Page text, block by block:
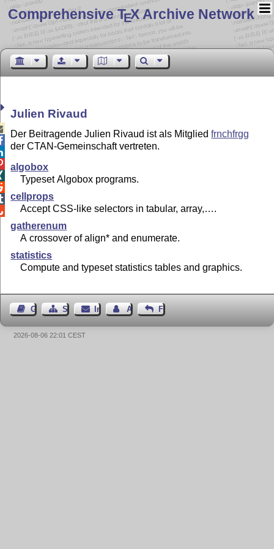
Comprehensive TEX Archive Network
Julien Rivaud
Der Beitragende Julien Rivaud ist als Mitgliedfrnchfrgg
der CTAN-Gemeinschaft vertreten.
algobox
Typeset Algobox programs.
cellprops
Accept CSS-like selectors in tabular, array,….
gatherenum
A crossover of align* and enumerate.
statistics
Compute and typeset statistics tables and graphics.
GästebuchSeiten-Struktur
ImpressumAutor kontaktieren
Feedback
2026-08-06 22:01 CEST